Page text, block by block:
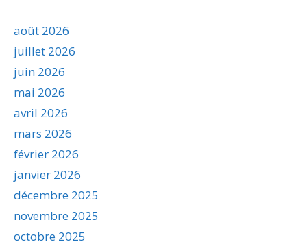
août 2026
juillet 2026
juin 2026
mai 2026
avril 2026
mars 2026
février 2026
janvier 2026
décembre 2025
novembre 2025
octobre 2025